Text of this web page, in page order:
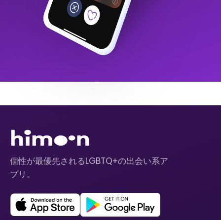
個性が最優先されるLGBTQ+の出会い系ア
プリ。